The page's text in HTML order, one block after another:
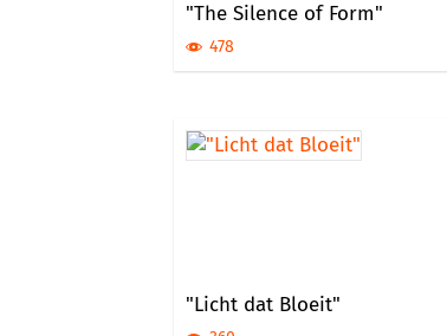
"The Silence of Form"
478
"Licht dat Bloeit"